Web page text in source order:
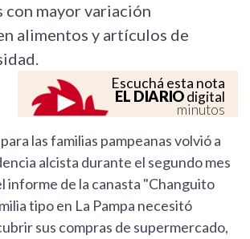
mayor variación
alimentos y artículos de
Escuchá esta nota
EL DIARIOdigital
minutos
las familias pampeanas volvió a
alcista durante el segundo mes
informe de la canasta "Changuito
tipo en La Pampa necesitó
sus compras de supermercado,